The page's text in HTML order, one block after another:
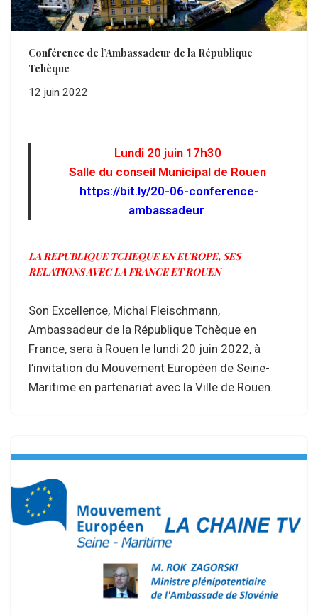
Conférence de l’Ambassadeur de la République
Tchèque
12 juin 2022
Lundi 20 juin 17h30
Salle du conseil Municipal de Rouen
https://bit.ly/20-06-conference-
ambassadeur
LA REPUBLIQUE TCHEQUE EN EUROPE, SES
RELATIONS AVEC LA FRANCE ET ROUEN
Son Excellence, Michal Fleischmann,
Ambassadeur de la République Tchèque en
France, sera à Rouen le lundi 20 juin 2022, à
l’invitation du Mouvement Européen de Seine-
Maritime en partenariat avec la Ville de Rouen.